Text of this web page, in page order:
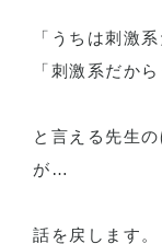
「うちは刺激
「刺激系だか
と言える先生
が…
話を戻します。